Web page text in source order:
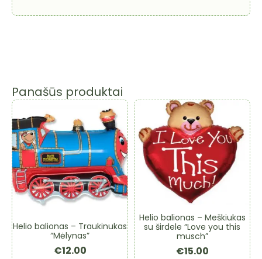
Panašūs produktai
Helio balionas – Traukinukas
“Mėlynas”
€12.00
Helio balionas – Meškiukas
su širdele “Love you this
musch”
€15.00